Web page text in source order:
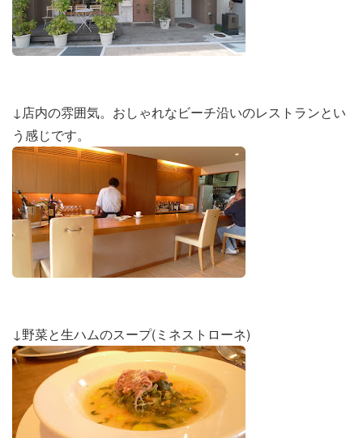
↓店内の雰囲気。おしゃれなビーチ沿いのレストランとい
う感じです。
↓野菜と生ハムのスープ(ミネストローネ)